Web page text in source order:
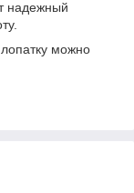
надежный
можно